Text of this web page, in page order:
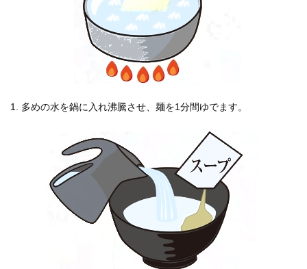
1. 多めの水を鍋に入れ沸騰させ、麺を1分間ゆでます。